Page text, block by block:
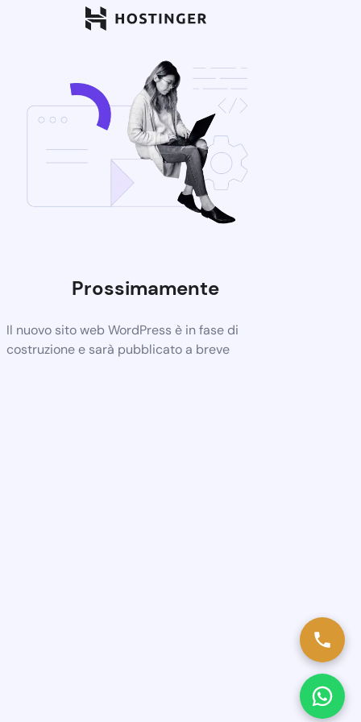
Prossimamente
Il nuovo sito web WordPress è in fase di
costruzione e sarà pubblicato a breve